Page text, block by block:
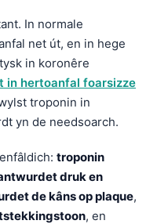
In normale
net út, en in hege
in koronêre
in hertoanfal foarsizze
troponin in
yn de needsoarch.
troponin
druk en
de kâns op plaque,
, en